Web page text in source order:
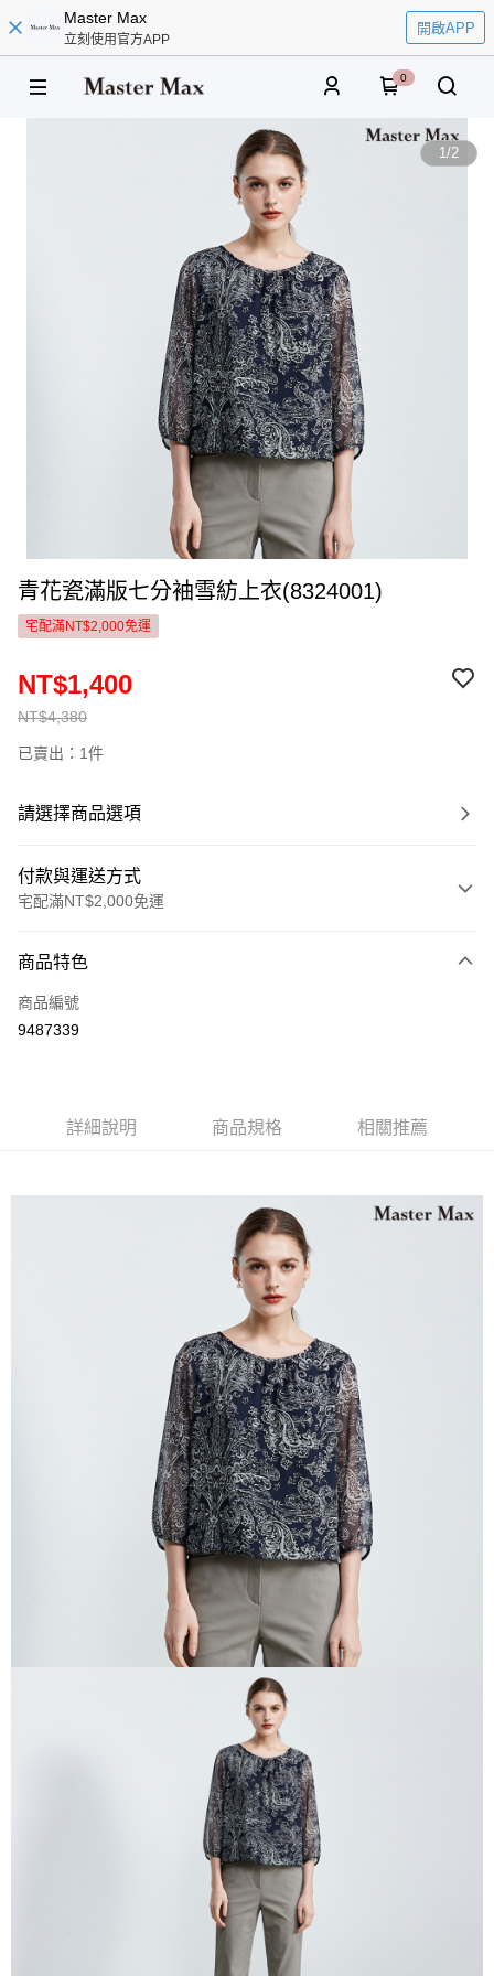
Master Max
立刻使用官方APP
開啟APP
0
1/2
青花瓷滿版七分袖雪紡上衣(8324001)
宅配滿NT$2,000免運
NT$4,380
NT$1,400
已賣出：1件
請選擇商品選項
付款與運送方式
宅配滿NT$2,000免運
信用卡一次付款
Apple Pay
每筆NT$90，滿NT$2,000(含以上)免運費
商品特色
商品編號
9487339
詳細說明 商品規格 相關推薦